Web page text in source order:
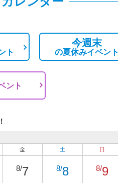
ト
今週末
の夏休みイベント
ント
金
8/7
土
8/8
日
8/9